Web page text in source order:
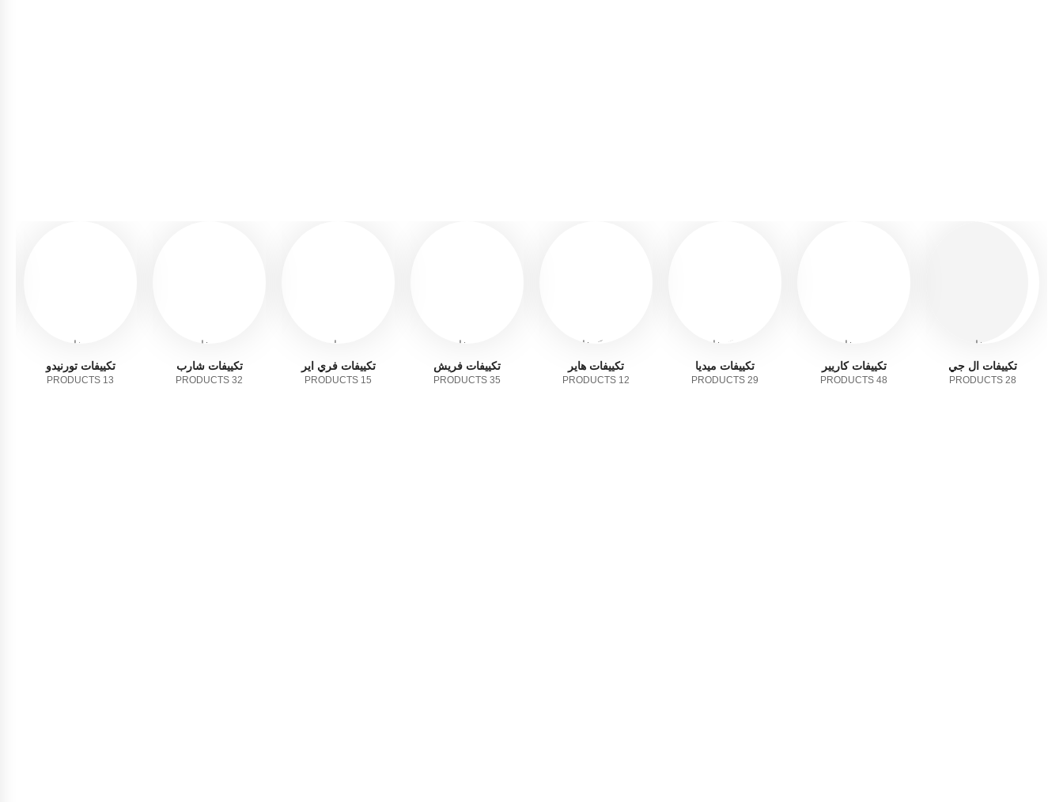
تكييفات ال جي
28 PRODUCTS
تكييفات كاريير
48 PRODUCTS
تكييفات ميديا
29 PRODUCTS
تكييفات هاير
12 PRODUCTS
تكييفات فريش
35 PRODUCTS
تكييفات فري اير
15 PRODUCTS
تكييفات شارب
32 PRODUCTS
تكييفات تورنيدو
13 PRODUCTS